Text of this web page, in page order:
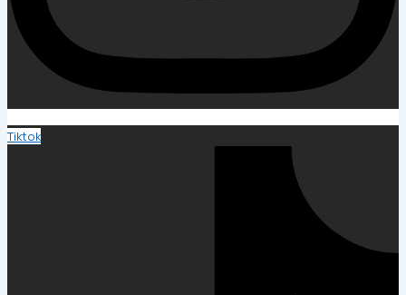
Tiktok